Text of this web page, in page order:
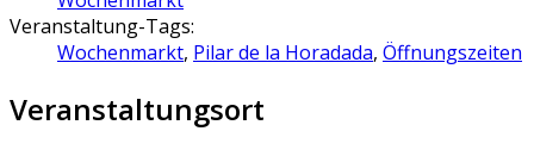
Veranstaltung-Tags:
Wochenmarkt, Pilar de la Horadada, Öffnungszeiten
Veranstaltungsort